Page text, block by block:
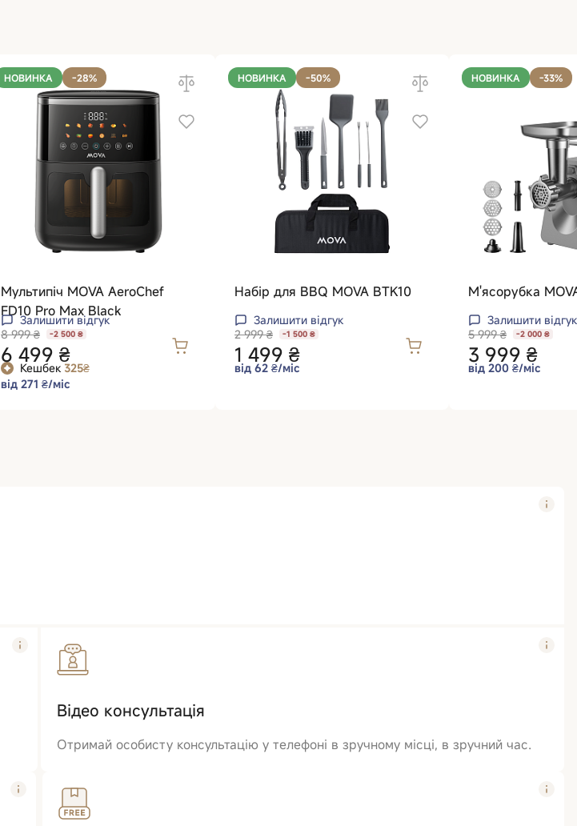
НОВИНКА -28%
Мультипіч MOVA AeroChef
FD10 Pro Max Black
Залишити відгук
8 999 ₴
-2 500 ₴
6 499 ₴
Кешбек 325₴
від 271 ₴/міс
НОВИНКА -50%
Набір для BBQ MOVA BTK10
Залишити відгук
2 999 ₴
-1 500 ₴
1 499 ₴
від 62 ₴/міс
НОВИНКА -33%
М'ясорубка
Залишити відгук
5 999 ₴
-2 000 ₴
3 999 ₴
від 200 ₴/міс
Відео консультація
Отримай особисту консультацію у телефоні в зручному місці, в зручний час.